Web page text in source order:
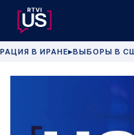
В ИРАНЕ▶ВЫБОРЫ В